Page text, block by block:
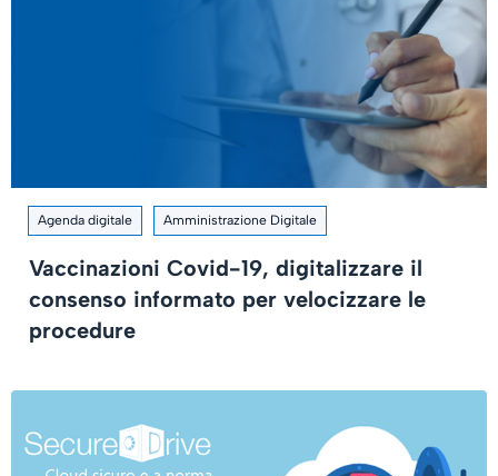
Agenda digitale Amministrazione Digitale
Vaccinazioni Covid-19, digitalizzare il
consenso informato per velocizzare le
procedure